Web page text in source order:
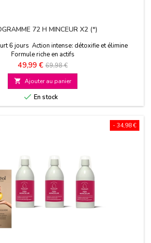
72 H MINCEUR X2 (*)
6 jours Action intense: détoxifie et élimine
Formule riche en actifs
Prix
49,99 € Prix
de
base
69,98 €
 Ajouter au panier
 En stock
- 34,98 €